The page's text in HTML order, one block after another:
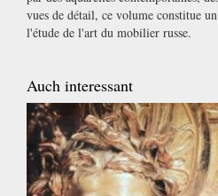
vues de détail, ce volume constitue
l'étude de l'art du mobilier russe.
Auch interessant